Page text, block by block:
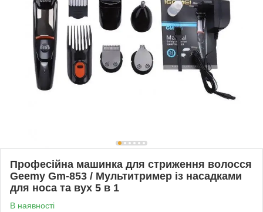
Професійна машинка для стриження волосся
Geemy Gm-853 / Мультитример із насадками
для носа та вух 5 в 1
В наявності